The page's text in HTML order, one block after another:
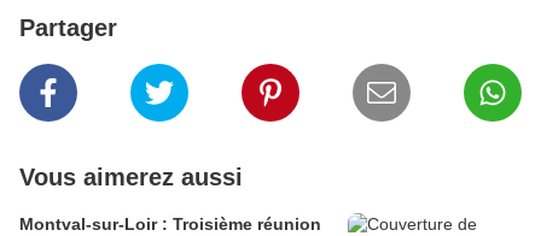
Partager
Vous aimerez aussi
Montval-sur-Loir : Troisième réunion